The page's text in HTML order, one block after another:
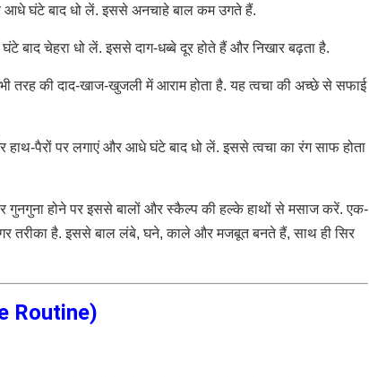
आधे घंटे बाद धो लें. इससे अनचाहे बाल कम उगते हैं.
चेहरा धो लें. इससे दाग-धब्बे दूर होते हैं और निखार बढ़ता है.
तरह की दाद-खाज-खुजली में आराम होता है. यह त्वचा की अच्छे से सफाई
पैरों पर लगाएं और आधे घंटे बाद धो लें. इससे त्वचा का रंग साफ होता
गुनगुना होने पर इससे बालों और स्कैल्प की हल्के हाथों से मसाज करें. एक-
तरीका है. इससे बाल लंबे, घने, काले और मजबूत बनते हैं, साथ ही सिर
Routine)